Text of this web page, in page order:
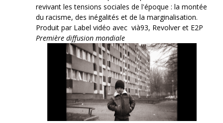
revivant les tensions sociales de l'époque : la montée
du racisme, des inégalités et de la marginalisation.
Produit par Label vidéo avec vià93, Revolver et E2P
Première diffusion mondiale